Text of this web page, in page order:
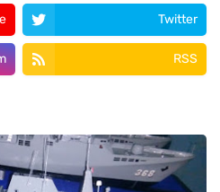
Twitter
RSS